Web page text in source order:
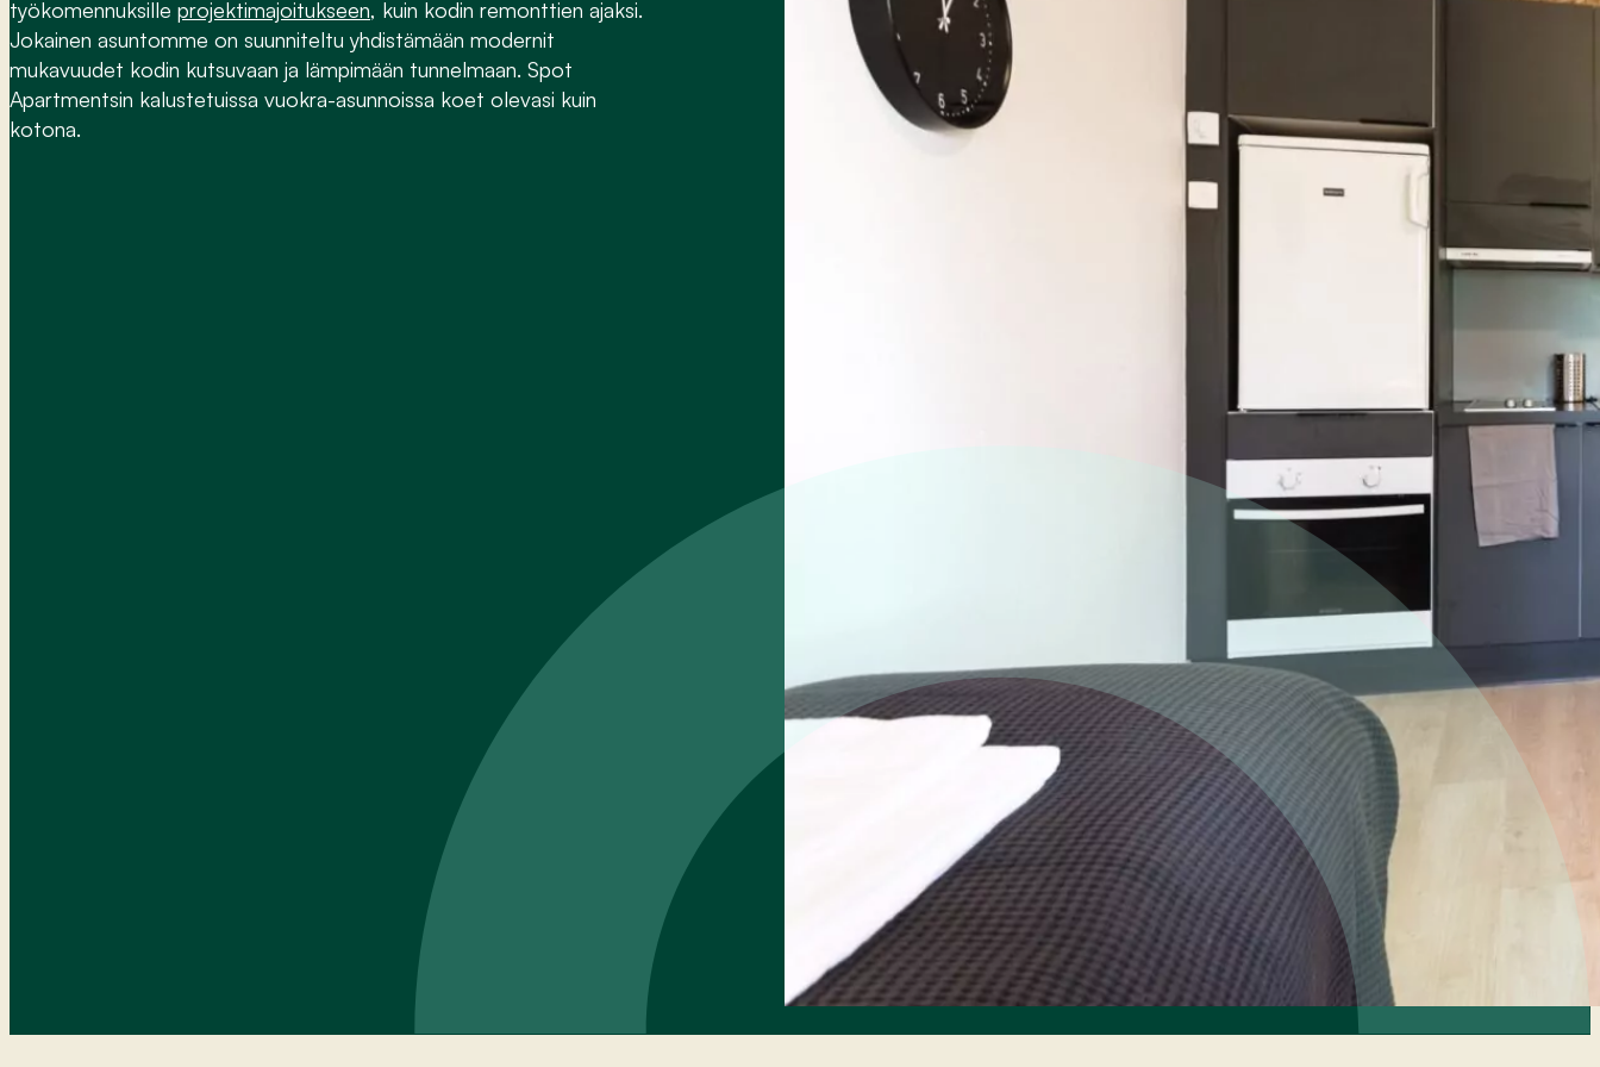
työkomennuksille projektimajoitukseen, kuin kodin remonttien ajaksi.
Jokainen asuntomme on suunniteltu yhdistämään modernit
mukavuudet kodin kutsuvaan ja lämpimään tunnelmaan. Spot
Apartmentsin kalustetuissa vuokra-asunnoissa koet olevasi kuin
kotona.